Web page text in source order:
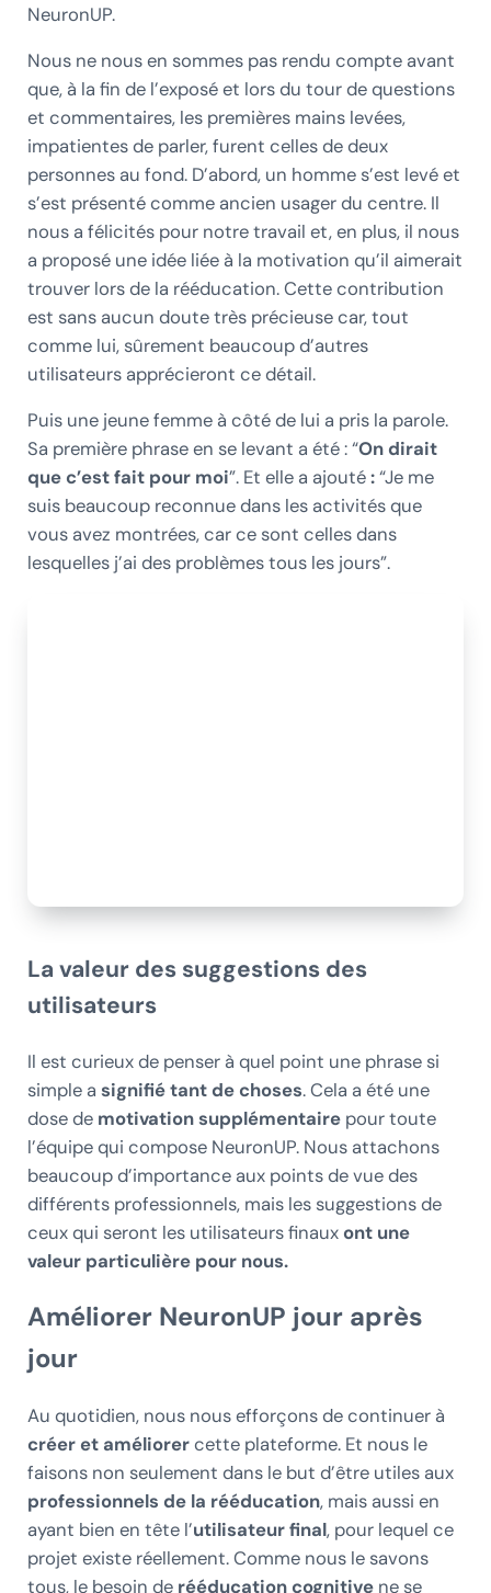
NeuronUP.
Nous ne nous en sommes pas rendu compte avant
que, à la fin de l’exposé et lors du tour de questions
et commentaires, les premières mains levées,
impatientes de parler, furent celles de deux
personnes au fond. D’abord, un homme s’est levé et
s’est présenté comme ancien usager du centre. Il
nous a félicités pour notre travail et, en plus, il nous
a proposé une idée liée à la motivation qu’il aimerait
trouver lors de la rééducation. Cette contribution
est sans aucun doute très précieuse car, tout
comme lui, sûrement beaucoup d’autres
utilisateurs apprécieront ce détail.
Puis une jeune femme à côté de lui a pris la parole.
Sa première phrase en se levant a été : “On dirait
que c’est fait pour moi”. Et elle a ajouté:“Je me
suis beaucoup reconnue dans les activités que
vous avez montrées, car ce sont celles dans
lesquelles j’ai des problèmes tous les jours”.
La valeur des suggestions des
utilisateurs
Il est curieux de penser à quel point une phrase si
simple a signifié tant de choses. Cela a été une
dose de motivation supplémentairepour toute
l’équipe qui compose NeuronUP. Nous attachons
beaucoup d’importance aux points de vue des
différents professionnels, mais les suggestions de
ceux qui seront les utilisateurs finaux ont une
valeur particulière pour nous.
Améliorer NeuronUP jour après
jour
Au quotidien, nous nous efforçons de continuer à
créer et améliorercette plateforme. Et nous le
faisons non seulement dans le but d’être utiles aux
professionnels de la rééducation, mais aussi en
ayant bien en tête l’utilisateur final, pour lequel ce
projet existe réellement. Comme nous le savons
tous, le besoin de rééducation cognitivene se